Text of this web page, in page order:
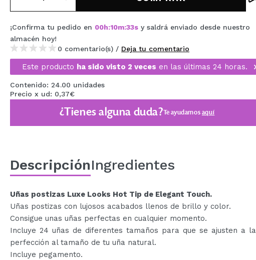
MAQUIFARMA
KOREA ZONE
TRAVEL SIZE
NATURE
OFERTAS
OUTLET
PRÓXIMAMENTE
¡Confirma tu pedido en 00h:10m:33s y saldrá enviado desde nuestro
almacén hoy!
0 comentario(s) / Deja tu comentario
Este producto ha sido visto 2 veces en las últimas 24 horas.
Contenido: 24.00 unidades
Precio x ud: 0,37€
¿Tienes alguna duda?Te ayudamosaquí
DescripciónIngredientes
Uñas postizas Luxe Looks Hot Tip de Elegant Touch.
Uñas postizas con lujosos acabados llenos de brillo y color.
Consigue unas uñas perfectas en cualquier momento.
Incluye 24 uñas de diferentes tamaños para que se ajusten a la
perfección al tamaño de tu uña natural.
Incluye pegamento.